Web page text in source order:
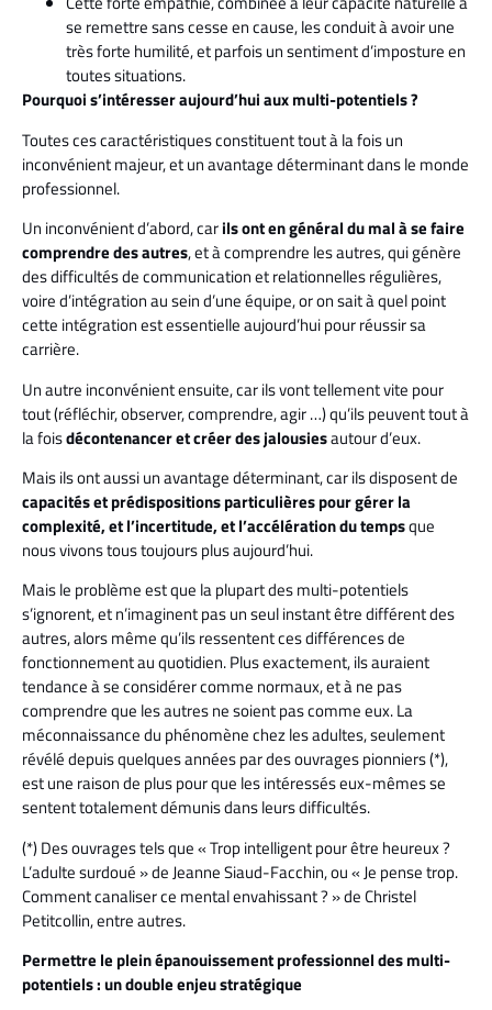
se remettre sans cesse en cause, les conduit à avoir une
très forte humilité, et parfois un sentiment d’imposture en
toutes situations.
Pourquoi s’intéresser aujourd’hui aux multi-potentiels ?
Toutes ces caractéristiques constituent tout à la fois un
inconvénient majeur, et un avantage déterminant dans le monde
professionnel.
Un inconvénient d’abord, carils ont en général du mal à se faire
comprendre des autres, et à comprendre les autres, qui génère
des difficultés de communication et relationnelles régulières,
voire d’intégration au sein d’une équipe, or on sait à quel point
cette intégration est essentielle aujourd’hui pour réussir sa
carrière.
Un autre inconvénient ensuite, car ils vont tellement vite pour
tout (réfléchir, observer, comprendre, agir …) qu’ils peuvent tout à
la foisdécontenancer et créer des jalousiesautour d’eux.
Mais ils ont aussi un avantage déterminant, car ils disposent de
capacités et prédispositions particulières pour gérer la
complexité, et l’incertitude, et l’accélération du tempsque
nous vivons tous toujours plus aujourd’hui.
Mais le problème est que la plupart des multi-potentiels
s’ignorent, et n’imaginent pas un seul instant être différent des
autres, alors même qu’ils ressentent ces différences de
fonctionnement au quotidien. Plus exactement, ils auraient
tendance à se considérer comme normaux, et à ne pas
comprendre que les autres ne soient pas comme eux. La
méconnaissance du phénomène chez les adultes, seulement
révélé depuis quelques années par des ouvrages pionniers (*),
est une raison de plus pour que les intéressés eux-mêmes se
sentent totalement démunis dans leurs difficultés.
(*) Des ouvrages tels que « Trop intelligent pour être heureux ?
L’adulte surdoué » de Jeanne Siaud-Facchin, ou « Je pense trop.
Comment canaliser ce mental envahissant ? » de Christel
Petitcollin, entre autres.
Permettre le plein épanouissement professionnel des multi-
potentiels : un double enjeu stratégique